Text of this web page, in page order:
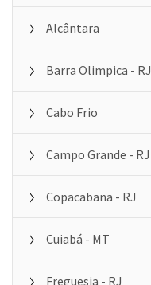
Alcântara
Barra Olimpica - RJ
Cabo Frio
Campo Grande - RJ
Copacabana - RJ
Cuiabá - MT
Freguesia - RJ